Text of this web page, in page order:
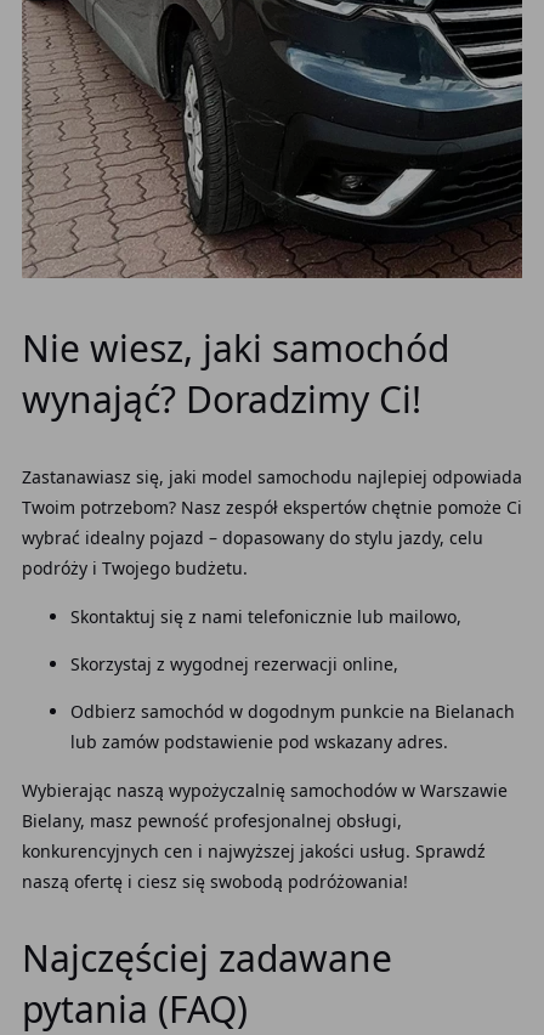
Nie wiesz, jaki samochód
wynająć? Doradzimy Ci!
Zastanawiasz się, jaki model samochodu najlepiej odpowiada
Twoim potrzebom? Nasz zespół ekspertów chętnie pomoże Ci
wybrać idealny pojazd – dopasowany do stylu jazdy, celu
podróży i Twojego budżetu.
Skontaktuj się z nami telefonicznie lub mailowo,
Skorzystaj z wygodnej rezerwacji online,
Odbierz samochód w dogodnym punkcie na Bielanach
lub zamów podstawienie pod wskazany adres.
Wybierając naszą wypożyczalnię samochodów w Warszawie
Bielany, masz pewność profesjonalnej obsługi,
konkurencyjnych cen i najwyższej jakości usług. Sprawdź
naszą ofertę i ciesz się swobodą podróżowania!
Najczęściej zadawane
pytania (FAQ)